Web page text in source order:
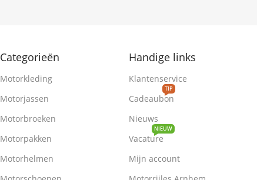
Categorieën
Motorkleding
Motorjassen
Motorbroeken
Motorpakken
Motorhelmen
Handige links
Klantenservice
Cadeaubon
TIP
Nieuws
Vacature
NIEUW
Mijn account